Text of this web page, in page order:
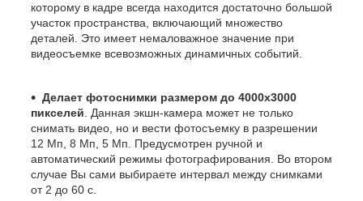
которому в кадре всегда находится достаточно большой
участок пространства, включающий множество
деталей. Это имеет немаловажное значение при
видеосъемке всевозможных динамичных событий.
Делает фотоснимки размером до 4000х3000
пикселей. Данная экшн-камера может не только
снимать видео, но и вести фотосъемку в разрешении
12 Мп, 8 Мп, 5 Мп. Предусмотрен ручной и
автоматический режимы фотографирования. Во втором
случае Вы сами выбираете интервал между снимками
от 2 до 60 с.